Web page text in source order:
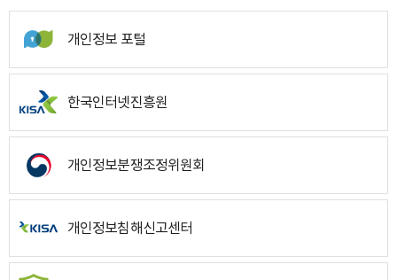
개인정보 포털
한국인터넷진흥원
개인정보분쟁조정위원회
개인정보침해신고센터